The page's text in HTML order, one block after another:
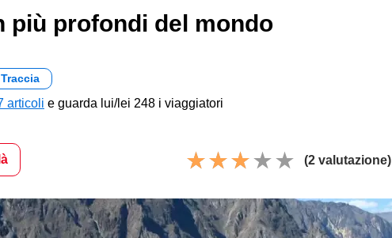
più profondi del mondo
Traccia
articoli e guarda lui/lei 248 i viaggiatori
(2 valutazione)